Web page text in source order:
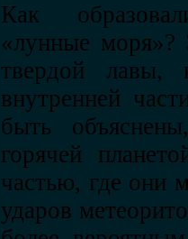
Как
«лунные моря»?
твердой лавы,
внутренней
быть
горячей
частью, где они
ударов